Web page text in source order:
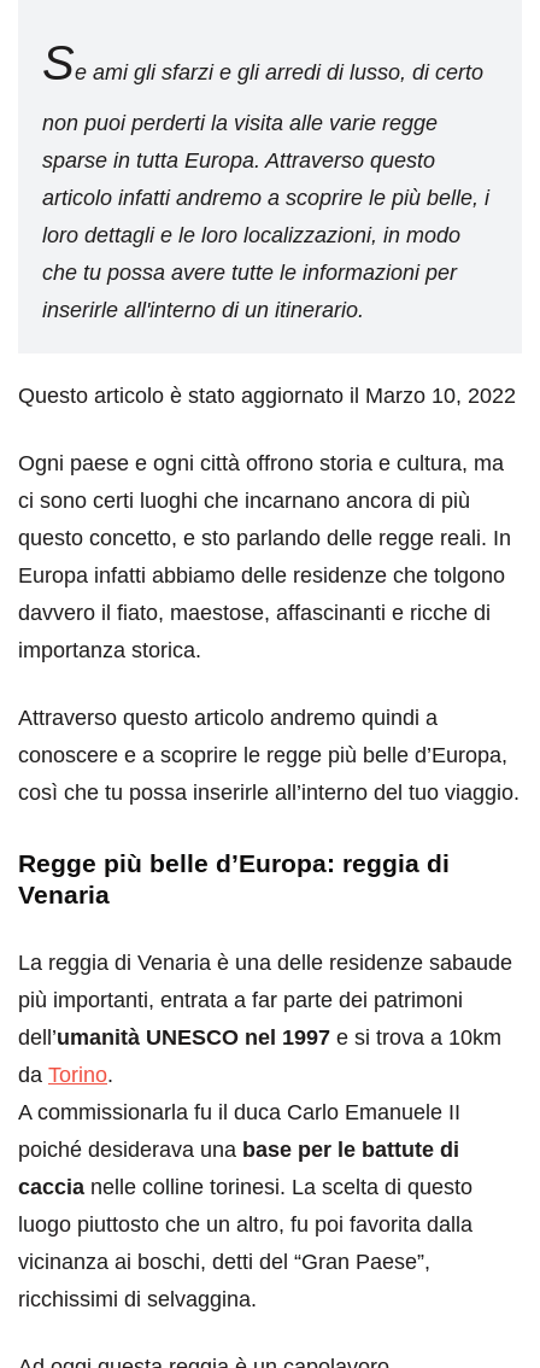
Se ami gli sfarzi e gli arredi di lusso, di certo
non puoi perderti la visita alle varie regge
sparse in tutta Europa. Attraverso questo
articolo infatti andremo a scoprire le più belle, i
loro dettagli e le loro localizzazioni, in modo
che tu possa avere tutte le informazioni per
inserirle all'interno di un itinerario.
Questo articolo è stato aggiornato il Marzo 10, 2022
Ogni paese e ogni città offrono storia e cultura, ma
ci sono certi luoghi che incarnano ancora di più
questo concetto, e sto parlando delle regge reali. In
Europa infatti abbiamo delle residenze che tolgono
davvero il fiato, maestose, affascinanti e ricche di
importanza storica.
Attraverso questo articolo andremo quindi a
conoscere e a scoprire le regge più belle d’Europa,
così che tu possa inserirle all’interno del tuo viaggio.
Regge più belle d’Europa: reggia di
Venaria
La reggia di Venaria è una delle residenze sabaude
più importanti, entrata a far parte dei patrimoni
dell’umanità UNESCO nel 1997 e si trova a 10km
da Torino.
A commissionarla fu il duca Carlo Emanuele II
poiché desiderava una base per le battute di
caccia nelle colline torinesi. La scelta di questo
luogo piuttosto che un altro, fu poi favorita dalla
vicinanza ai boschi, detti del “Gran Paese”,
ricchissimi di selvaggina.